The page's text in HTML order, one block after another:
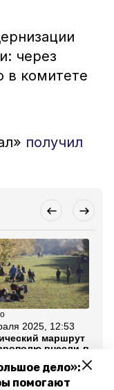
дело»:
помогают
через
в комитете
получил
2025, 12:53
маршрут
внесли в
РФ